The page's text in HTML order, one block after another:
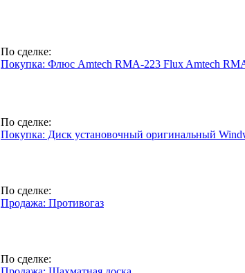
По сделке:
Покупка: Флюс Amtech RMA-223 Flux Amtech
По сделке:
Покупка: Диск установочный оригинальный
По сделке:
Продажа: Противогаз
По сделке: